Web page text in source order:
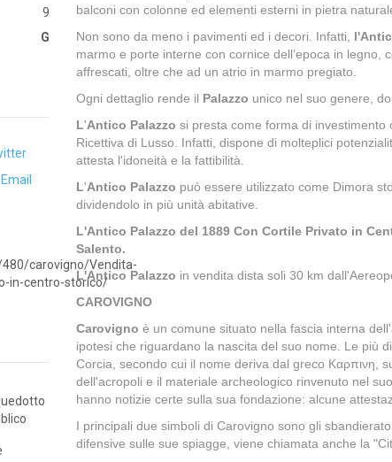
9
G
balconi con colonne ed elementi esterni in pietra
Non sono da meno i pavimenti ed i decori. Infatti,
marmo e porte interne con cornice dell’epoca in
affrescati, oltre che ad un atrio in marmo pregiato.
Ogni dettaglio rende il Palazzo unico nel suo genere,
L'Antico Palazzo si presta come forma di
Ricettiva di Lusso. Infatti, dispone di molteplici
attesta l'idoneità e la fattibilità.
L'Antico Palazzo può essere utilizzato come Dimora
dividendolo in più unità abitative.
L'Antico Palazzo del 1889 Con Cortile Privato in
Salento.
L'Antico Palazzo in vendita dista soli 30 km
CAROVIGNO
Carovigno è un comune situato nella fascia interna
ipotesi che riguardano la nascita del suo nome. Le più
Corcia, secondo cui il nome deriva dal greco Καρπινη,
dell'acropoli e il materiale archeologico rinvenuto nel
hanno notizie certe sulla sua fondazione: alcune
I principali due simboli di Carovigno sono gli
difensive sulle sue spiagge, viene chiamata anche la